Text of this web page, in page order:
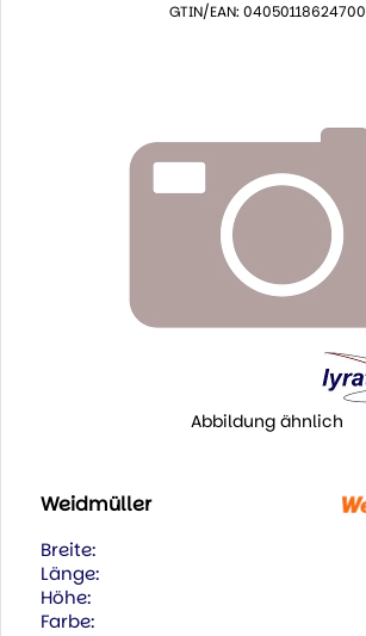
GTIN/EAN: 04050118624700
Abbildung ähnlich
Weidmüller
Breite:
Länge:
Höhe:
Farbe: